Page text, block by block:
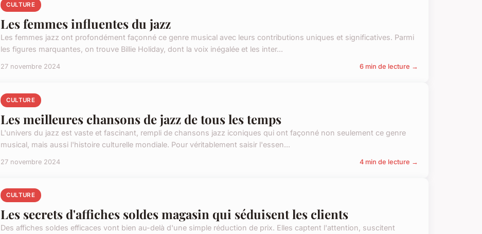
CULTURE
Les femmes influentes du jazz
Les femmes jazz ont profondément façonné ce genre musical avec leurs contributions uniques et significatives. Parmi
les figures marquantes, on trouve Billie Holiday, dont la voix inégalée et les inter...
27 novembre 2024 6 min de lecture →
CULTURE
Les meilleures chansons de jazz de tous les temps
L'univers du jazz est vaste et fascinant, rempli de chansons jazz iconiques qui ont façonné non seulement ce genre
musical, mais aussi l'histoire culturelle mondiale. Pour véritablement saisir l'essen...
27 novembre 2024 4 min de lecture →
CULTURE
Les secrets d'affiches soldes magasin qui séduisent les clients
Des affiches soldes efficaces vont bien au-delà d'une simple réduction de prix. Elles captent l'attention, suscitent